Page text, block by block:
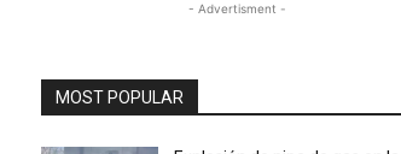
- Advertisment -
MOST POPULAR